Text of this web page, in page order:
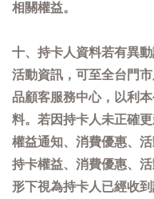
相關權益。
十、持卡人資料若有異
活動資訊，可至全台門
品顧客服務中心，以利
料。若因持卡人未正確
權益通知、消費優惠、
持卡權益、消費優惠、
形下視為持卡人已經收到